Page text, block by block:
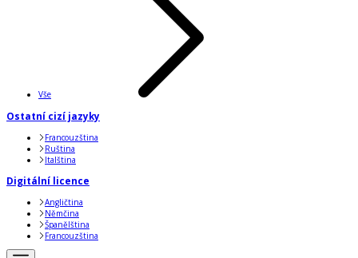
Vše
Ostatní cizí jazyky
Francouzština
Ruština
Italština
Digitální licence
Angličtina
Němčina
Španělština
Francouzština